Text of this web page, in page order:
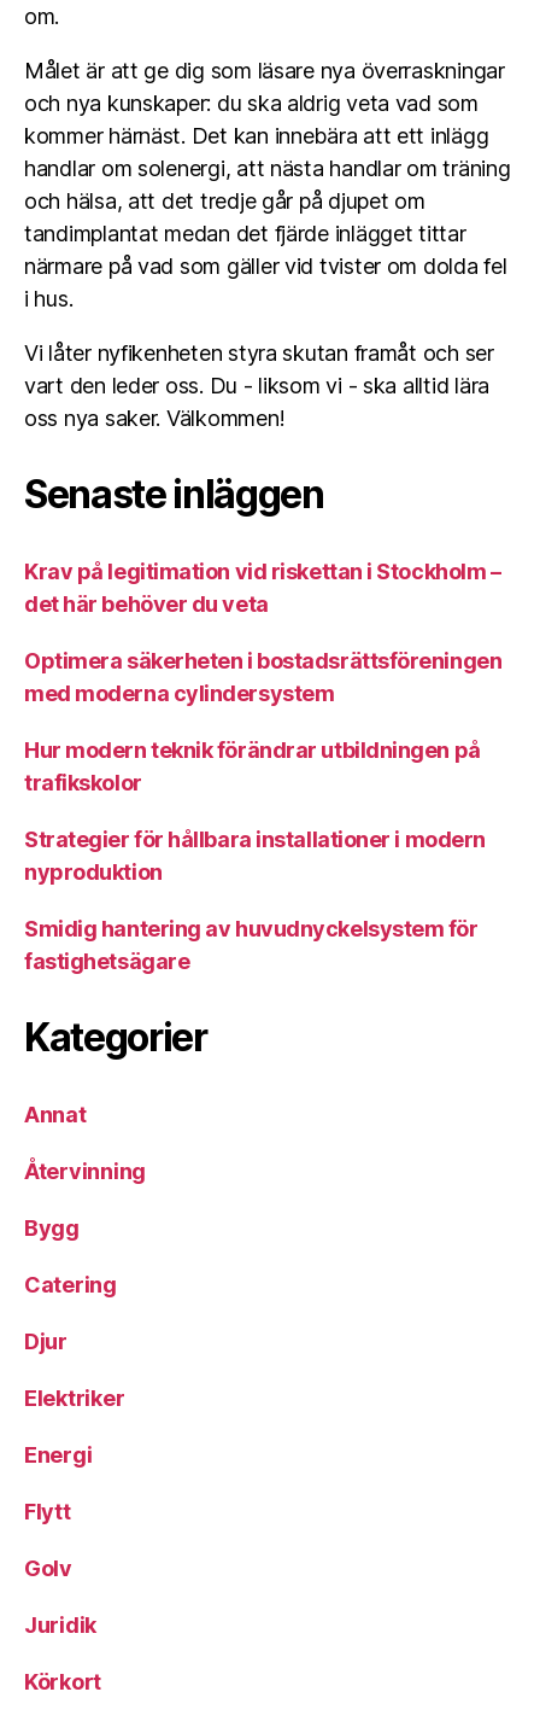
om.
Målet är att ge dig som läsare nya överraskningar
och nya kunskaper: du ska aldrig veta vad som
kommer härnäst. Det kan innebära att ett inlägg
handlar om solenergi, att nästa handlar om träning
och hälsa, att det tredje går på djupet om
tandimplantat medan det fjärde inlägget tittar
närmare på vad som gäller vid tvister om dolda fel
i hus.
Vi låter nyfikenheten styra skutan framåt och ser
vart den leder oss. Du - liksom vi - ska alltid lära
oss nya saker. Välkommen!
Senaste inläggen
Krav på legitimation vid riskettan i Stockholm –
det här behöver du veta
Optimera säkerheten i bostadsrättsföreningen
med moderna cylindersystem
Hur modern teknik förändrar utbildningen på
trafikskolor
Strategier för hållbara installationer i modern
nyproduktion
Smidig hantering av huvudnyckelsystem för
fastighetsägare
Kategorier
Annat
Återvinning
Bygg
Catering
Djur
Elektriker
Energi
Flytt
Golv
Juridik
Körkort